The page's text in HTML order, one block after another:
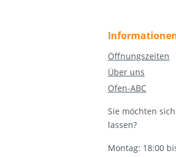
Öffnungszeiten
Über uns
Ofen-ABC
Sie möchten
lassen?
Montag: 18:00